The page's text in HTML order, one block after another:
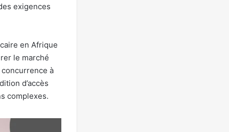
exigences
en Afrique
le marché
à
d’accès
complexes.